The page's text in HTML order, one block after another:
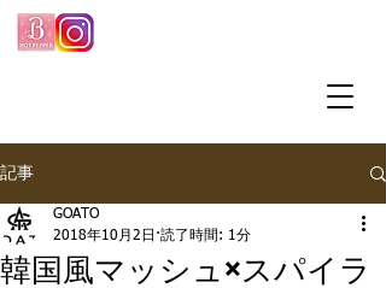
記事
韓国風マッシュ×スパイラ
GOATO
2018年10月2日 読了時間: 1分